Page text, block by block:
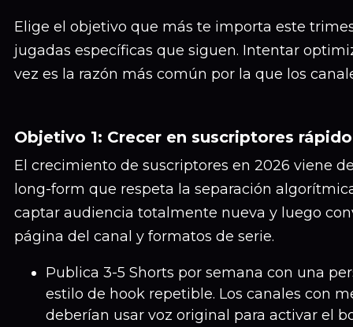
Elige el objetivo que más te importa este
jugadas específicas que siguen. Intentar
vez es la razón más común por la que los
Objetivo 1: Crecer en suscriptores rápido
El crecimiento de suscriptores en 2026 viene
long-form que respeta la separación
captar audiencia totalmente nueva y luego
página del canal y formatos de serie.
Publica 3-5 Shorts por semana con una
estilo de hook repetible. Los canales con
deberían usar voz original para activar el